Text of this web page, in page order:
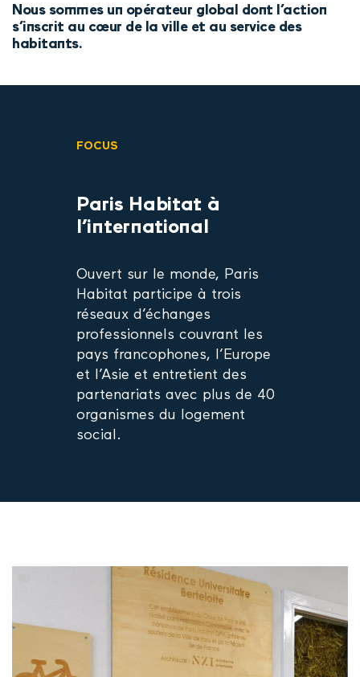
Nous sommes un opérateur global dont l’action
s’inscrit au cœur de la ville et au service des
habitants.
FOCUS
Paris Habitat à
l’international
Ouvert sur le monde, Paris
Habitat participe à trois
réseaux d’échanges
professionnels couvrant les
pays francophones, l’Europe
et l’Asie et entretient des
partenariats avec plus de 40
organismes du logement
social.